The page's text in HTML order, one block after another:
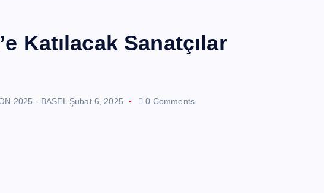
Katılacak Sanatçılar
2025 - BASEL Şubat 6, 2025 0 Comments